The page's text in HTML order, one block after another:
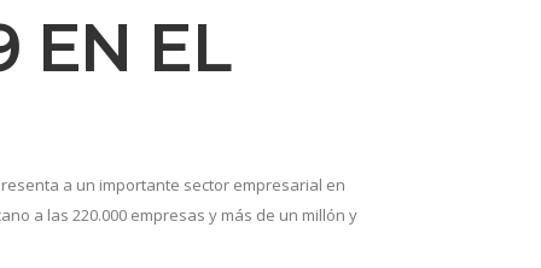
EN EL
a un importante sector empresarial en
a las 220.000 empresas y más de un millón y